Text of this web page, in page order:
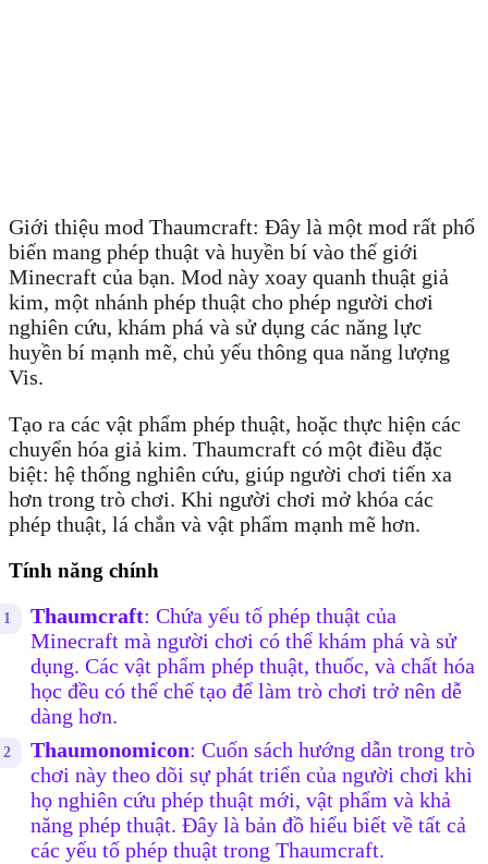
Giới thiệu mod Thaumcraft: Đây là một mod rất phổ
biến mang phép thuật và huyền bí vào thế giới
Minecraft của bạn. Mod này xoay quanh thuật giả
kim, một nhánh phép thuật cho phép người chơi
nghiên cứu, khám phá và sử dụng các năng lực
huyền bí mạnh mẽ, chủ yếu thông qua năng lượng
Vis.
Tạo ra các vật phẩm phép thuật, hoặc thực hiện các
chuyển hóa giả kim. Thaumcraft có một điều đặc
biệt: hệ thống nghiên cứu, giúp người chơi tiến xa
hơn trong trò chơi. Khi người chơi mở khóa các
phép thuật, lá chắn và vật phẩm mạnh mẽ hơn.
Tính năng chính
Thaumcraft: Chứa yếu tố phép thuật của
Minecraft mà người chơi có thể khám phá và sử
dụng. Các vật phẩm phép thuật, thuốc, và chất hóa
học đều có thể chế tạo để làm trò chơi trở nên dễ
dàng hơn.
Thaumonomicon: Cuốn sách hướng dẫn trong trò
chơi này theo dõi sự phát triển của người chơi khi
họ nghiên cứu phép thuật mới, vật phẩm và khả
năng phép thuật. Đây là bản đồ hiểu biết về tất cả
các yếu tố phép thuật trong Thaumcraft.